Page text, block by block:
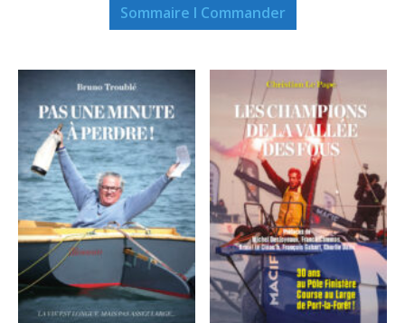
Sommaire I Commander